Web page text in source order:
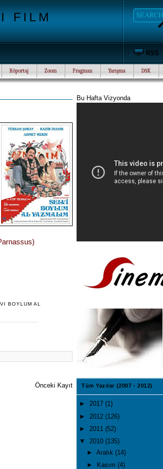
FILM
RSS
Röportaj Zoom Fragman Yarışma DSK
BOYLUM AL
Önceki Kayıt
Bu Hafta Vizyonda
Tüm Yazılar (2007 - 2012)
► 2017 (1)
► 2012 (126)
► 2011 (52)
▼ 2010 (135)
►Aralık(14)
►
Kasım(4)